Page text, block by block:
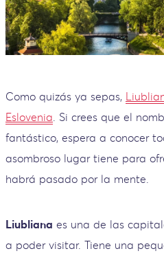
Como quizás ya sepas,
Eslovenia. Si crees que el
fantástico, espera a conocer
asombroso lugar tiene para
habrá pasado por la mente.
Liubliana es una de las
a poder visitar. Tiene una